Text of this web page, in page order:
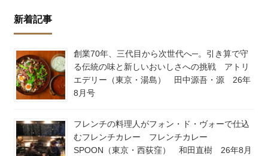
新着記事
創業70年、三代目から次世代へ─。引き算で守
る伝統の味と新しいおいしさへの挑戦 アトリ
エデリー（東京・湯島） 田中源吾・源 26年
8月号
フレンチの料理人がフォン・ド・ヴォーで仕込
むフレンチカレー フレンチカレー
SPOON（東京・西荻窪） 和田直樹 26年8月